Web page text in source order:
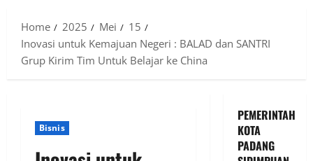
Home 2025 Mei
15
Inovasi untuk Kemajuan Negeri : BALAD dan SANTRI
Grup Kirim Tim Untuk Belajar ke China
Bisnis
PEMERINTAH
KOTA
PADANG